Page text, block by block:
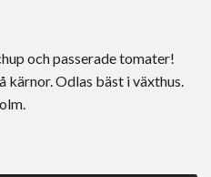
och passerade tomater!
Odlas bäst i växthus.